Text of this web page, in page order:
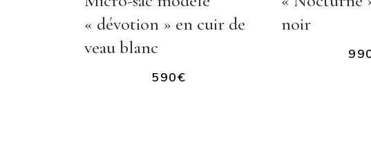
« dévotion » en cuir de
veau blanc
590€
noir